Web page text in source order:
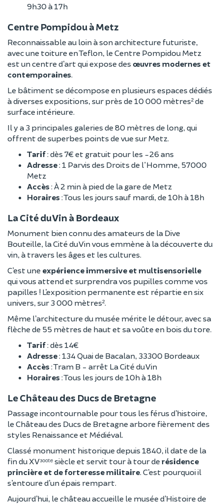
9h30 à 17h
Centre Pompidou à Metz
Reconnaissable au loin à son architecture futuriste,
avec une toiture en Teflon, le Centre Pompidou Metz
est un centre d’art qui expose des œuvres modernes et
contemporaines.
Le bâtiment se décompose en plusieurs espaces dédiés
à diverses expositions, sur près de 10 000 mètres² de
surface intérieure.
Il y a 3 principales galeries de 80 mètres de long, qui
offrent de superbes points de vue sur Metz.
Tarif: dès 7€ et gratuit pour les -26 ans
Adresse: 1 Parvis des Droits de l'Homme, 57000
Metz
Accès: À 2 min à pied de la gare de Metz
Horaires: Tous les jours sauf mardi, de 10h à 18h
La Cité du Vin à Bordeaux
Monument bien connu des amateurs de la Dive
Bouteille, la Cité du Vin vous emmène à la découverte du
vin, à travers les âges et les cultures.
C’est une expérience immersive et multisensorielle
qui vous attend et surprendra vos pupilles comme vos
papilles ! L’exposition permanente est répartie en six
univers, sur 3 000 mètres².
Même l’architecture du musée mérite le détour, avec sa
flèche de 55 mètres de haut et sa voûte en bois du tore.
Tarif: dès 14€
Adresse: 134 Quai de Bacalan, 33300 Bordeaux
Accès: Tram B - arrêt La Cité du Vin
Horaires: Tous les jours de 10h à 18h
Le Château des Ducs de Bretagne
Passage incontournable pour tous les férus d’histoire,
le Château des Ducs de Bretagne arbore fièrement des
styles Renaissance et Médiéval.
Classé monument historique depuis 1840, il date de la
fin du XVᵌᵒᵒᵗᵉ siècle et servit tour à tour de résidence
princière et de forteresse militaire. C’est pourquoi il
s’entoure d’un épais rempart.
Aujourd’hui, le château accueille le musée d’Histoire de